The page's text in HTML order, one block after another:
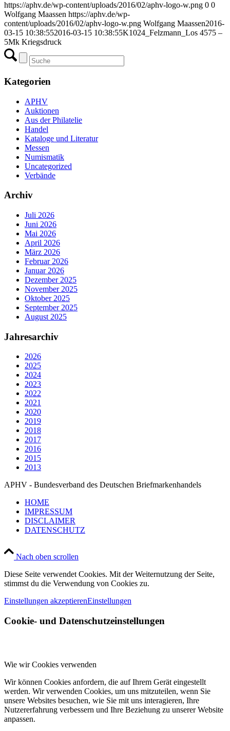
https://aphv.de/wp-content/uploads/2016/02/aphv-logo-w.png 0 0
Wolfgang Maassen https://aphv.de/wp-
content/uploads/2016/02/aphv-logo-w.png Wolfgang Maassen2016-
03-15 10:38:552016-03-15 10:38:55K1024_Felzmann_Los 4575 –
5Mk Kriegsdruck
Kategorien
APHV
Auktionen
Aus der Philatelie
Handel
Kataloge und Literatur
Messen
Numismatik
Uncategorized
Verbände
Archiv
Juli 2026
Juni 2026
Mai 2026
April 2026
März 2026
Februar 2026
Januar 2026
Dezember 2025
November 2025
Oktober 2025
September 2025
August 2025
Jahresarchiv
2026
2025
2024
2023
2022
2021
2020
2019
2018
2017
2016
2015
2013
APHV - Bundesverband des Deutschen Briefmarkenhandels
HOME
IMPRESSUM
DISCLAIMER
DATENSCHUTZ
Nach oben scrollen
Diese Seite verwendet Cookies. Mit der Weiternutzung der Seite,
stimmst du die Verwendung von Cookies zu.
Einstellungen akzeptierenEinstellungen
Cookie- und Datenschutzeinstellungen
Wie wir Cookies verwenden
Wir können Cookies anfordern, die auf Ihrem Gerät eingestellt
werden. Wir verwenden Cookies, um uns mitzuteilen, wenn Sie
unsere Websites besuchen, wie Sie mit uns interagieren, Ihre
Nutzererfahrung verbessern und Ihre Beziehung zu unserer Website
anpassen.